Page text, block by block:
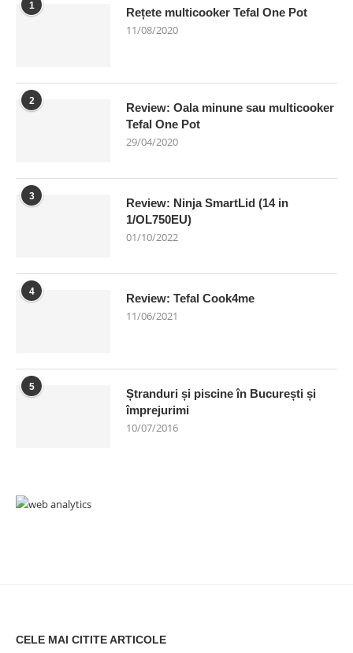
1
Rețete multicooker Tefal One Pot
11/08/2020
2
Review: Oala minune sau multicooker
Tefal One Pot
29/04/2020
3
Review: Ninja SmartLid (14 in
1/OL750EU)
01/10/2022
4
Review: Tefal Cook4me
11/06/2021
5
Ștranduri și piscine în București și
împrejurimi
10/07/2016
CELE MAI CITITE ARTICOLE